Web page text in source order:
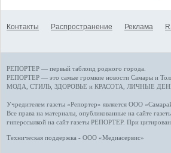
Контакты Распространение Реклама
РЕПОРТЕР — первый таблоид родного города.
РЕПОРТЕР — это самые громкие новости Самары и
МОДА, СТИЛЬ ЗДОРОВЬЕ и КРАСОТА ЛИЧНЫЕ
Учредителем газеты «Репортер» является ООО
Все права на материалы, опубликованные на сайте
гиперссылкой на сайт газеты РЕПОРТЕР. При
Техническая поддержка - ООО «Медиасервис»